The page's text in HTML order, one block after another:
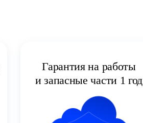
Гарантия на работы
и запасные части 1 год